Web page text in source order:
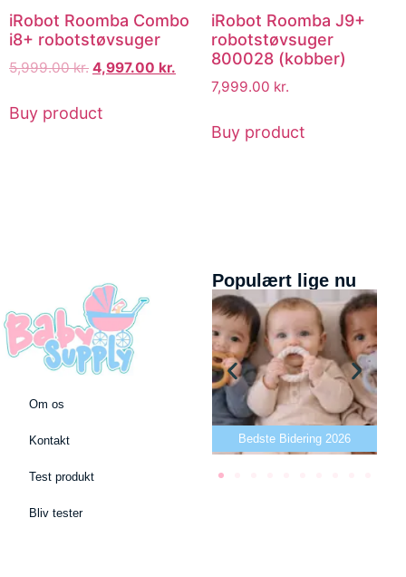
iRobot Roomba Combo
i8+ robotstøvsuger
5,999.00kr. 4,997.00 kr.
Buy product
iRobot Roomba J9+
robotstøvsuger
800028 (kobber)
7,999.00 kr.
Buy product
Om os
Kontakt
Test produkt
Bliv tester
Populært lige nu
Bedste puslepude 2026 Bedste Bidering 2026